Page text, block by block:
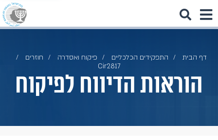
דף הבית התפקידים הכלכליים פיקוח ואסדרה
חוזרים
Cir2817
הוראות הדיווח לפיקוח